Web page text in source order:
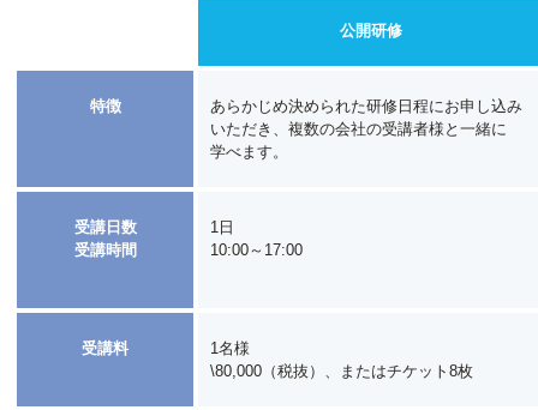
公開研修
特徴
あらかじめ決められた研修日程にお申し込み
いただき、複数の会社の受講者様と一緒に
学べます。
受講日数
受講時間
1日
10:00～17:00
受講料
1名様
\80,000（税抜）、またはチケット8枚